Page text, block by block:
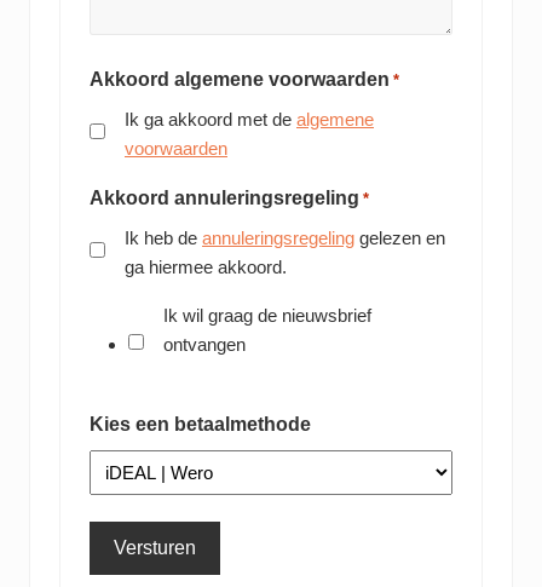
Akkoord algemene voorwaarden *
Ik ga akkoord met de algemene
voorwaarden
Akkoord annuleringsregeling *
Ik heb de annuleringsregeling
ga hiermee akkoord.
Ik wil graag de nieuwsbrief
ontvangen
Kies een betaalmethode
Versturen